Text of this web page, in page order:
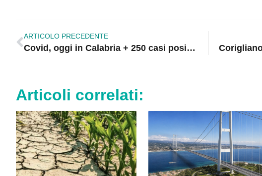
ARTICOLO PRECEDENTE
Covid, oggi in Calabria + 250 casi positivi
Articoli correlati: